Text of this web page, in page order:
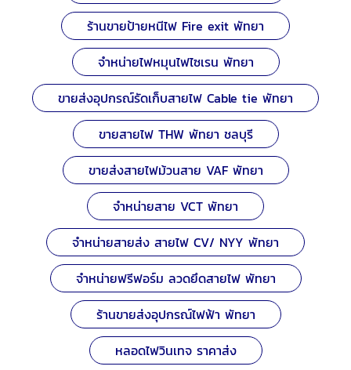
ร้านขายป้ายหนีไฟ Fire exit พัทยา
จำหน่ายไฟหมุนไฟไซเรน พัทยา
ขายส่งอุปกรณ์รัดเก็บสายไฟ Cable tie พัทยา
ขายสายไฟ THW พัทยา ชลบุรี
ขายส่งสายไฟม้วนสาย VAF พัทยา
จำหน่ายสาย VCT พัทยา
จำหน่ายสายส่ง สายไฟ CV/ NYY พัทยา
จำหน่ายฟรีฟอร์ม ลวดยึดสายไฟ พัทยา
ร้านขายส่งอุปกรณ์ไฟฟ้า พัทยา
หลอดไฟวินเทจ ราคาส่ง